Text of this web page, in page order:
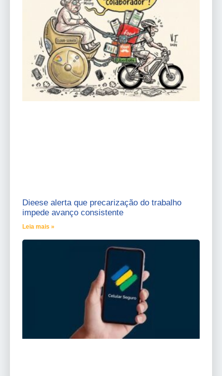
Dieese alerta que precarização do trabalho
impede avanço consistente
Leia mais »